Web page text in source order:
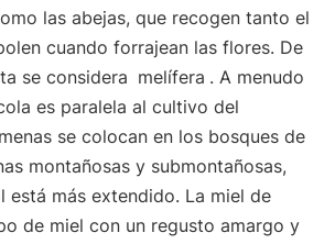
las abejas, que recogen tanto el
cuando forrajean las flores. De
se considera melífera . A menudo
es paralela al cultivo del
se colocan en los bosques de
montañosas y submontañosas,
está más extendido. La miel de
de miel con un regusto amargo y